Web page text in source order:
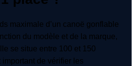
maximale d’un canoë gonflable
du modèle et de la marque,
se situe entre 100 et 150
important de vérifier les